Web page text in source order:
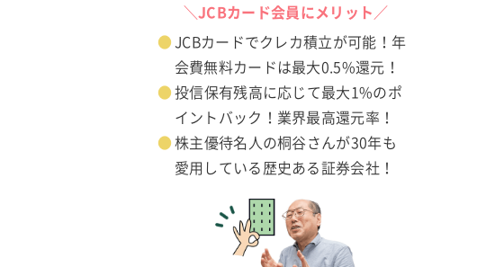
＼JCBカード会員にメリット／
JCBカードでクレカ積立が可能！年
会費無料カードは最大0.5%還元！
投信保有残高に応じて最大1%のポ
イントバック！業界最高還元率！
株主優待名人の桐谷さんが30年も
愛用している歴史ある証券会社！